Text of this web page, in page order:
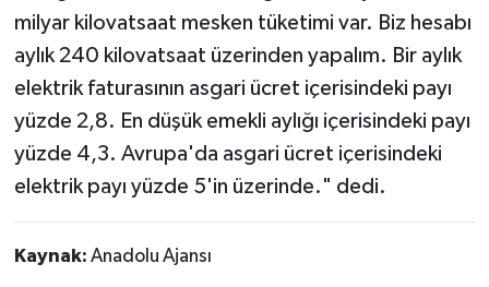
milyar kilovatsaat mesken tüketimi var. Biz hesabı
aylık 240 kilovatsaat üzerinden yapalım. Bir aylık
elektrik faturasının asgari ücret içerisindeki payı
yüzde 2,8. En düşük emekli aylığı içerisindeki payı
yüzde 4,3. Avrupa'da asgari ücret içerisindeki
elektrik payı yüzde 5'in üzerinde." dedi.
Kaynak: Anadolu Ajansı